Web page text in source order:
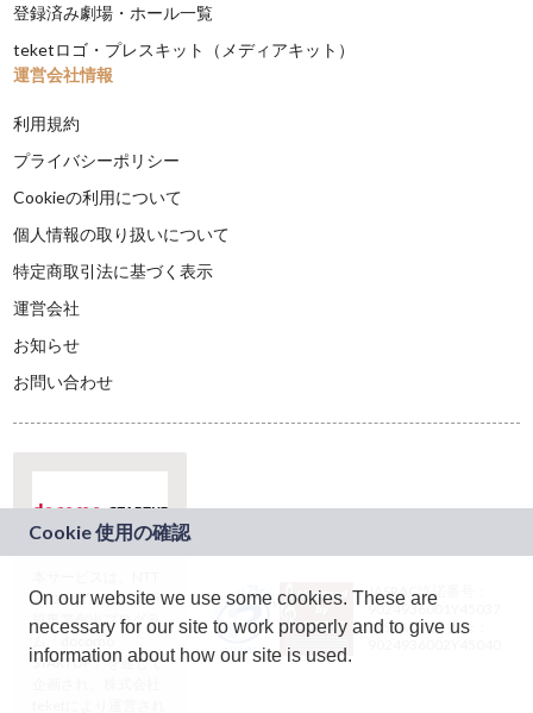
登録済み劇場・ホール一覧
teketロゴ・プレスキット（メディアキット）
運営会社情報
利用規約
プライバシーポリシー
Cookieの利用について
個人情報の取り扱いについて
特定商取引法に基づく表示
運営会社
お知らせ
お問い合わせ
ドコモグループの新
規事業創出プログラ
ム「docomo
STARTUP」を通じて
JASRAC許諾番号：
9024936001Y45037
JASRAC許諾番号：
On our website we use some cookies. These are
necessary for our site to work properly and to give us
information about how our site is used.